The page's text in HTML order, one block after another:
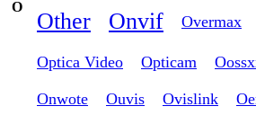
O
Other Onvif Overmax
Optica Video Opticam
Onwote Ouvis Ovislink